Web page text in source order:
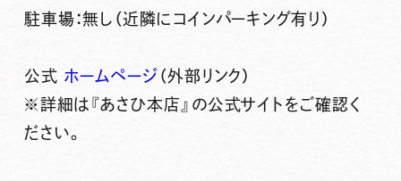
駐車場：無し（近隣にコインパーキング有り）
公式 ホームページ （外部リンク）
※詳細は『あさひ本店』の公式サイトをご確認く
ださい。